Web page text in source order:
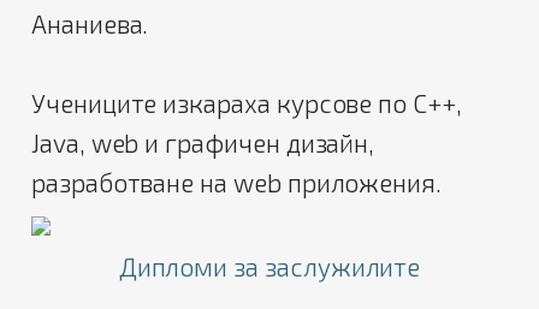
Ананиева.
Учениците изкараха курсове по C++,
Java, web и графичен дизайн,
разработване на web приложения.
Дипломи за заслужилите